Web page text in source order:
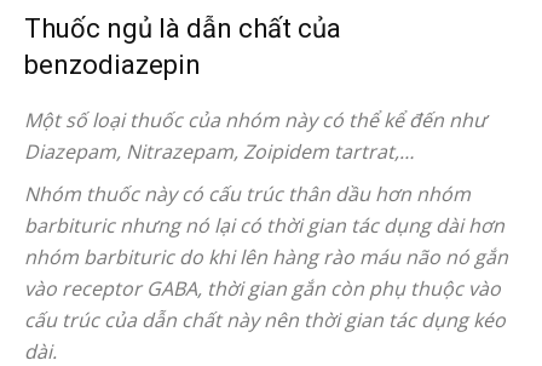
Thuốc ngủ là dẫn chất của
benzodiazepin
Một số loại thuốc của nhóm này có thể kể đến như
Diazepam, Nitrazepam, Zoipidem tartrat,…
Nhóm thuốc này có cấu trúc thân dầu hơn nhóm
barbituric nhưng nó lại có thời gian tác dụng dài hơn
nhóm barbituric do khi lên hàng rào máu não nó gắn
vào receptor GABA, thời gian gắn còn phụ thuộc vào
cấu trúc của dẫn chất này nên thời gian tác dụng kéo
dài.